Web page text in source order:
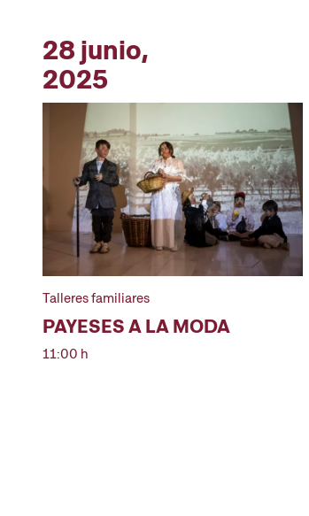
28 junio,
2025
Talleres familiares
PAYESES A LA MODA
11:00 h